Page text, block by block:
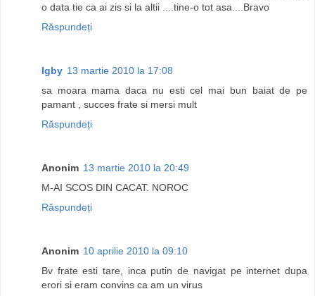
o data tie ca ai zis si la altii ....tine-o tot asa....Bravo
Răspundeți
Igby 13 martie 2010 la 17:08
sa moara mama daca nu esti cel mai bun baiat de pe
pamant , succes frate si mersi mult
Răspundeți
Anonim 13 martie 2010 la 20:49
M-AI SCOS DIN CACAT. NOROC
Răspundeți
Anonim 10 aprilie 2010 la 09:10
Bv frate esti tare, inca putin de navigat pe internet dupa
erori si eram convins ca am un virus